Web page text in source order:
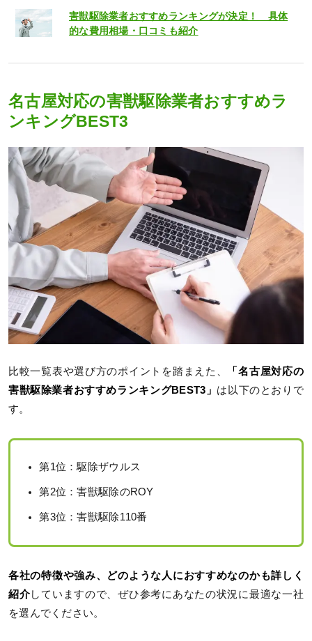
害獣駆除業者おすすめランキングが決定！ 具体
的な費用相場・口コミも紹介
名古屋対応の害獣駆除業者おすすめラ
ンキングBEST3
比較一覧表や選び方のポイントを踏まえた、
「名古屋対応の
害獣駆除業者おすすめランキングBEST3」 は以下のとおりで
す。
第1位：駆除ザウルス
第2位：害獣駆除のROY
第3位：害獣駆除110番
各社の特徴や強み、どのような人におすすめなのかも詳しく
紹介していますので、ぜひ参考にあなたの状況に最適な一社
を選んでください。